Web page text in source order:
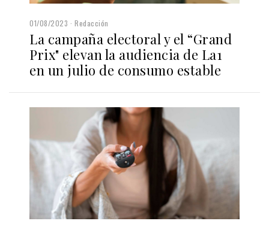
01/08/2023 Redacción
La campaña electoral y el “Grand
Prix" elevan la audiencia de La1
en un julio de consumo estable